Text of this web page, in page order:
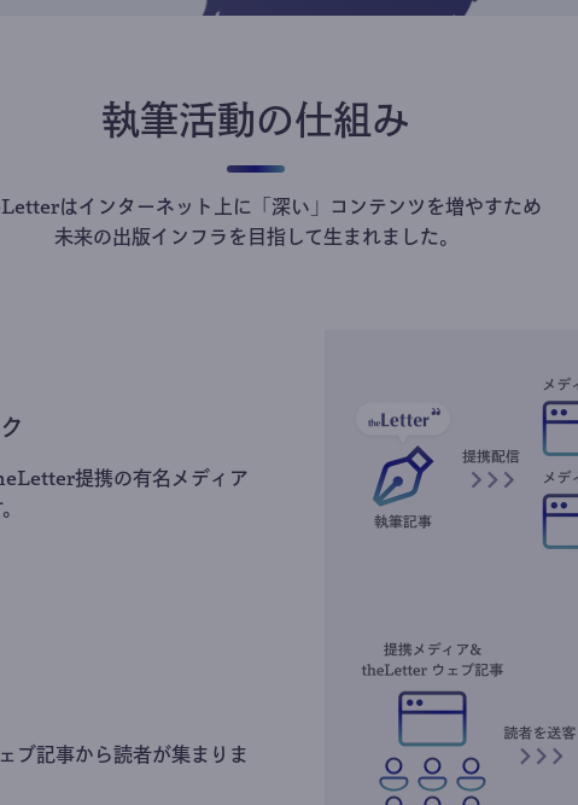
執筆活動の仕組み
はインターネット上に「深い」コンテンツを増やすため
未来の出版インフラを目指して生まれました。
提携の有名メディア
ブ記事から読者が集まりま